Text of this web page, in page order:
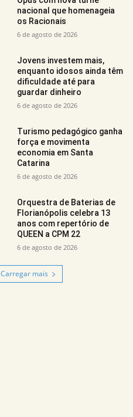
nacional que homenageia
os Racionais
6 de agosto de 2026
Jovens investem mais,
enquanto idosos ainda têm
dificuldade até para
guardar dinheiro
6 de agosto de 2026
Turismo pedagógico ganha
força e movimenta
economia em Santa
Catarina
6 de agosto de 2026
Orquestra de Baterias de
Florianópolis celebra 13
anos com repertório de
QUEEN a CPM 22
6 de agosto de 2026
Carregar mais